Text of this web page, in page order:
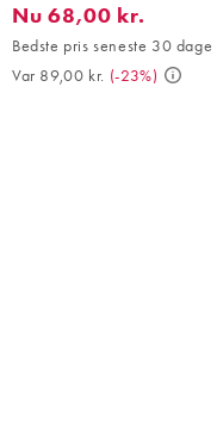
Nu 68,00 kr.. Bedste
Nu 68,00 kr.
Bedste pris seneste 30
Var 89,00 kr. (-23%)